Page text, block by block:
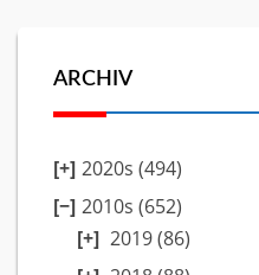
ARCHIV
2020s (494)
2010s (652)
2019(86)